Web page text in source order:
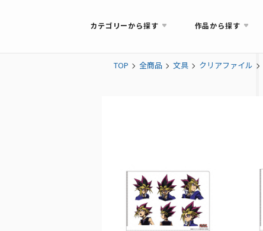
カテゴリーから探す 作品から探す
TOP 全商品 文具 クリアファイル